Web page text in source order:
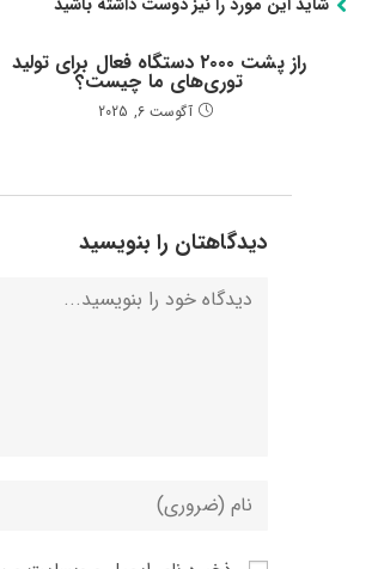
راز پشت ۲۰۰۰ دستگاه فعال برای تولید
توری‌های ما چیست؟
آگوست 6, 2025
دیدگاهتان را بنویسید